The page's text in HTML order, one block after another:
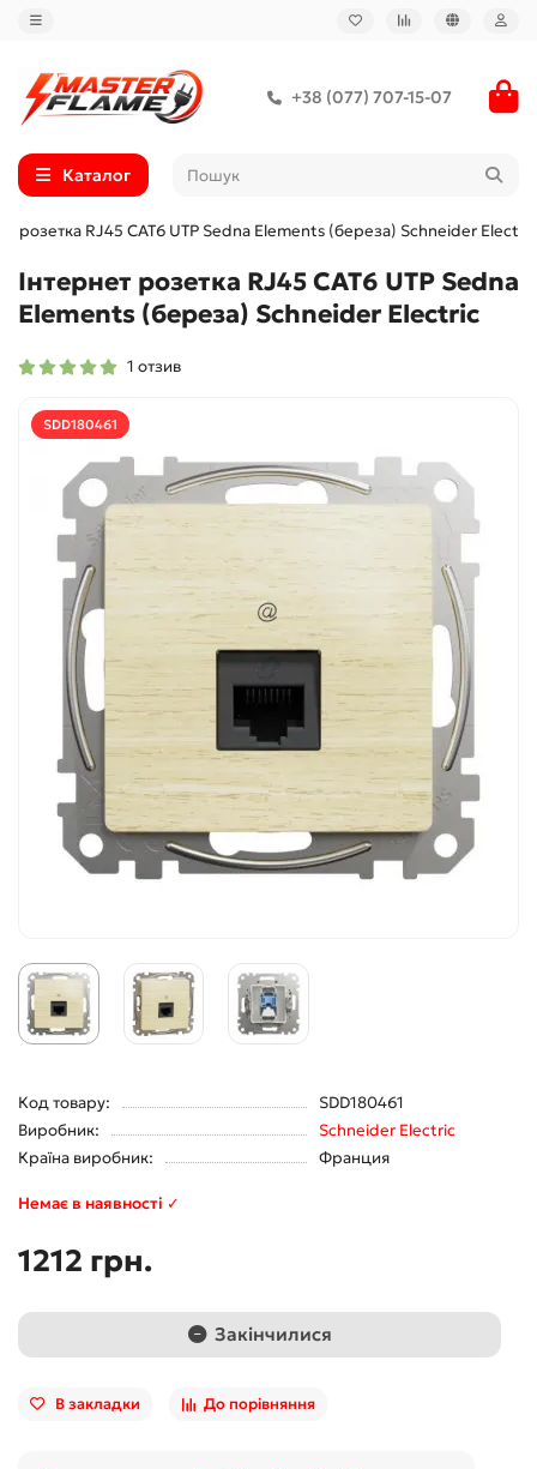
+38 (077) 707-15-07
Каталог
розетка RJ45 CAT6 UTP Sedna Elements (береза) Schneider Electric
Інтернет розетка RJ45 CAT6 UTP Sedna
Elements (береза) Schneider Electric
1 отзив
SDD180461
Код товару:
SDD180461
Виробник:
Schneider Electric
Країна виробник:
Франция
Немає в наявності ✓
1212 грн.
Закінчилися
В закладки До порівняння